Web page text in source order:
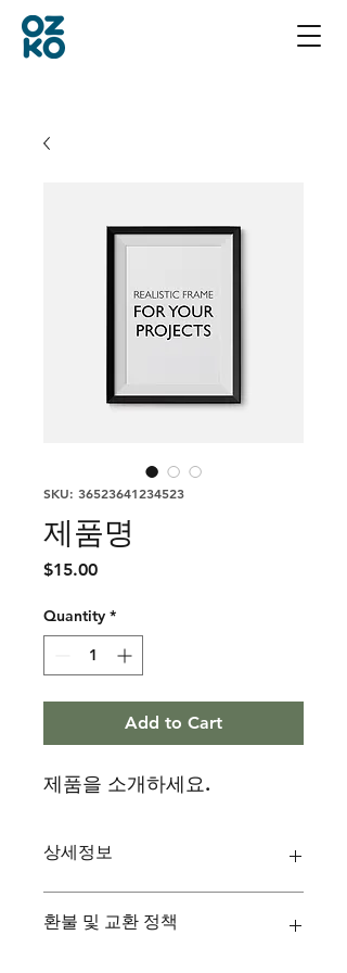
SKU: 36523641234523
제품명
$15.00Price
Quantity *
Add to Cart
제품을 소개하세요.
상세정보
품의 크기, 재질, 관리방법 등 친절하고
환불 및 교환 정책